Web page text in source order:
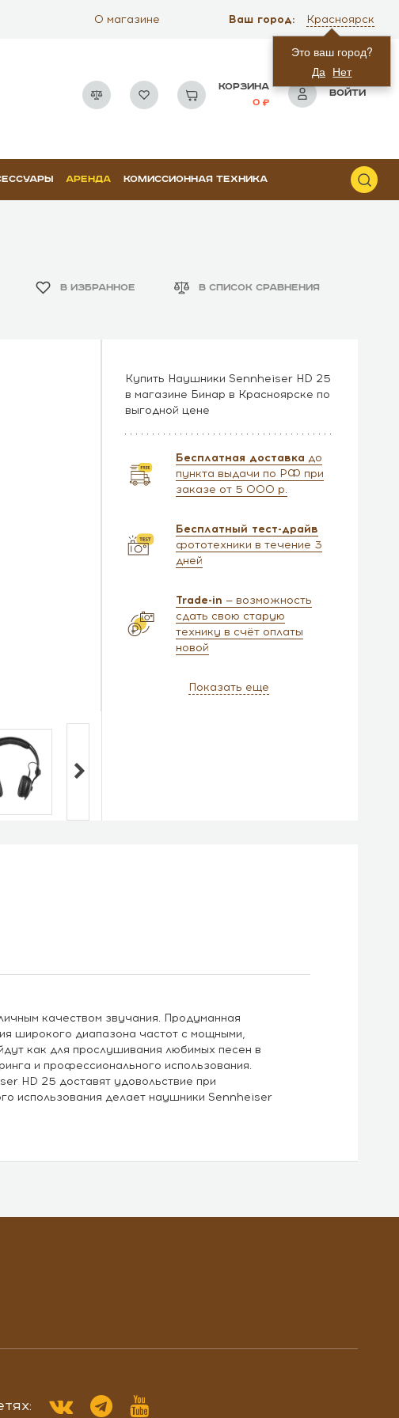
О магазине Ваш город:
Это ваш город?
Да Нет
Красноярск
КОРЗИНА
0
ВОЙТИ
АРЕНДА КОМИССИОННАЯ ТЕХНИКА
В ИЗБРАННОЕ В СПИСОК СРАВНЕНИЯ
Купить Наушники Sennheiser HD 25
в магазине Бинар в Красноярске по
выгодной цене
Бесплатная доставка до
пункта выдачи по РФ при
заказе от 5 000 р.
Бесплатный тест-драйв
фототехники в течение 3
дней
Trade-in — возможность
сдать свою старую
технику в счёт оплаты
новой
Показать еще
качеством звучания. Продуманная
широкого диапазона частот с мощными,
как для прослушивания любимых песен в
и профессионального использования.
HD 25 доставят удовольствие при
использования делает наушники Sennheiser